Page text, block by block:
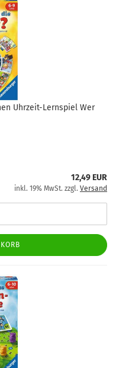
Uhrzeit-Lernspiel Wer
12,49 EUR
inkl. 19% MwSt. zzgl. Versand